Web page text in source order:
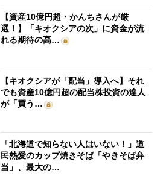
【資産10億円超・かんちさんが厳
選！】「キオクシアの次」に資金が流
れる期待の高…
【キオクシアが「配当」導入へ】それ
でも資産10億円超の配当株投資の達人
が「買う…
「北海道で知らない人はいない！」道
民熱愛のカップ焼きそば「やきそば弁
当」、最大の…